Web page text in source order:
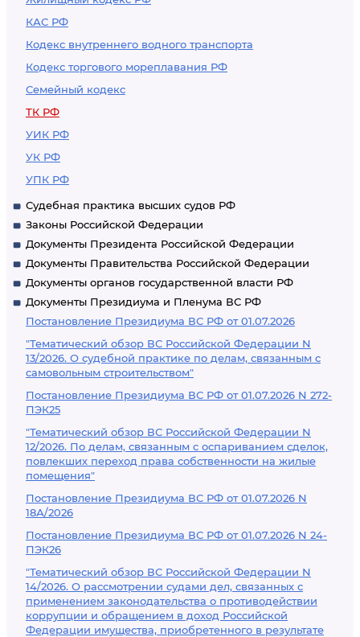
КАС РФ
Кодекс внутреннего водного транспорта
Кодекс торгового мореплавания РФ
Семейный кодекс
ТК РФ
УИК РФ
УК РФ
УПК РФ
Судебная практика высших судов РФ
Законы Российской Федерации
Документы Президента Российской Федерации
Документы Правительства Российской Федерации
Документы органов государственной власти РФ
Документы Президиума и Пленума ВС РФ
Постановление Президиума ВС РФ от 01.07.2026
"Тематический обзор ВС Российской Федерации N
13/2026. О судебной практике по делам, связанным с
самовольным строительством"
Постановление Президиума ВС РФ от 01.07.2026 N 272-
ПЭК25
"Тематический обзор ВС Российской Федерации N
12/2026. По делам, связанным с оспариванием сделок,
повлекших переход права собственности на жилые
помещения"
Постановление Президиума ВС РФ от 01.07.2026 N
18А/2026
Постановление Президиума ВС РФ от 01.07.2026 N 24-
ПЭК26
"Тематический обзор ВС Российской Федерации N
14/2026. О рассмотрении судами дел, связанных с
применением законодательства о противодействии
коррупции и обращением в доход Российской
Федерации имущества, приобретенного в результате